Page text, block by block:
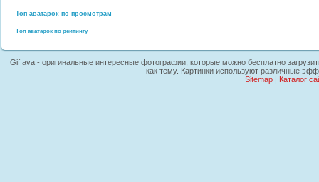
Топ аватарок по просмотрам
Топ аватарок по рейтингу
Gif ava - оригинальные интересные фотографии, которые можно бесплатно
как тему. Картинки используют различные
Sitemap| Каталог